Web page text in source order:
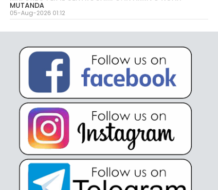
MUTANDA
05-Aug-2026 01:12